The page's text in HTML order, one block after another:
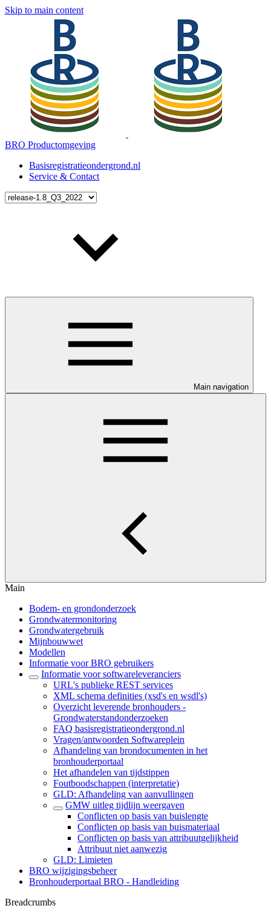
Skip to main content
BRO Productomgeving
Basisregistratieondergrond.nl
Service & Contact
Main navigation
Main
Bodem- en grondonderzoek
Grondwatermonitoring
Grondwatergebruik
Mijnbouwwet
Modellen
Informatie voor BRO gebruikers
Informatie voor softwareleveranciers
URL's publieke REST services
XML schema definities (xsd's en wsdl's)
Overzicht leverende bronhouders -
Grondwaterstandonderzoeken
FAQ basisregistratieondergrond.nl
Vragen/antwoorden Softwareplein
Afhandeling van brondocumenten in het
bronhouderportaal
Het afhandelen van tijdstippen
Foutboodschappen (interpretatie)
GLD: Afhandeling van aanvullingen
GMW uitleg tijdlijn weergaven
Conflicten op basis van buislengte
Conflicten op basis van buismateriaal
Conflicten op basis van attribuutgelijkheid
Attribuut niet aanwezig
GLD: Limieten
BRO wijzigingsbeheer
Bronhouderportaal BRO - Handleiding
Breadcrumbs